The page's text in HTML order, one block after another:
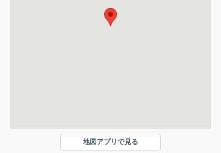
地図アプリで見る